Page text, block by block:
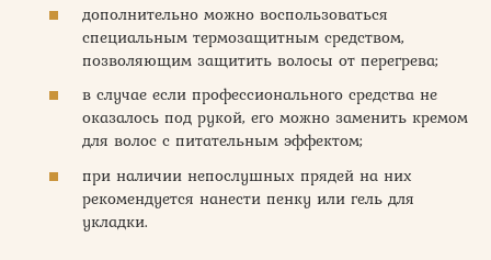
дополнительно можно воспользоваться
специальным термозащитным средством,
позволяющим защитить волосы от перегрева;
в случае если профессионального средства не
оказалось под рукой, его можно заменить кремом
для волос с питательным эффектом;
при наличии непослушных прядей на них
рекомендуется нанести пенку или гель для
укладки.